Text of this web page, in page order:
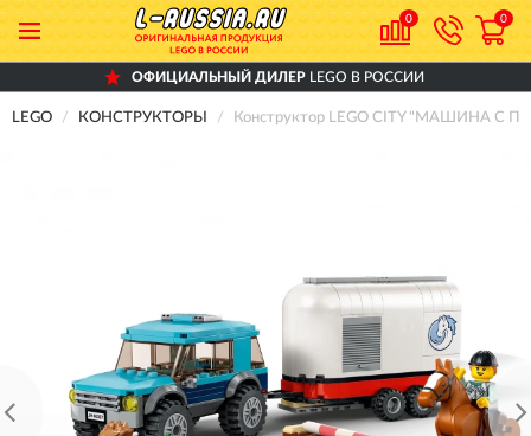
0 0
ОФИЦИАЛЬНЫЙ ДИЛЕР LEGO В РОССИИ
LEGO КОНСТРУКТОРЫ Конструктор LEGO CITY "МАШИНА